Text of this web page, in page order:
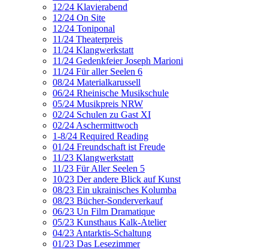
12/24 Klavierabend
12/24 On Site
12/24 Toniponal
11/24 Theaterpreis
11/24 Klangwerkstatt
11/24 Gedenkfeier Joseph Marioni
11/24 Für aller Seelen 6
08/24 Materialkarussell
06/24 Rheinische Musikschule
05/24 Musikpreis NRW
02/24 Schulen zu Gast XI
02/24 Aschermittwoch
1-8/24 Required Reading
01/24 Freundschaft ist Freude
11/23 Klangwerkstatt
11/23 Für Aller Seelen 5
10/23 Der andere Blick auf Kunst
08/23 Ein ukrainisches Kolumba
08/23 Bücher-Sonderverkauf
06/23 Un Film Dramatique
05/23 Kunsthaus Kalk-Atelier
04/23 Antarktis-Schaltung
01/23 Das Lesezimmer